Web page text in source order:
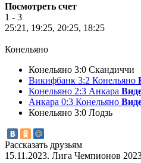
Посмотреть счет
1 - 3
25:21, 19:25, 20:25, 18:25
Конельяно
Конельяно 3:0 Скандиччи
Викифбанк 3:2 Конельяно
Конельяно 2:3 Анкара
Анкара 0:3 Конельяно
Конельяно 3:0 Лодзь
Рассказать друзьям
15.11.2023. Лига Чемпионов